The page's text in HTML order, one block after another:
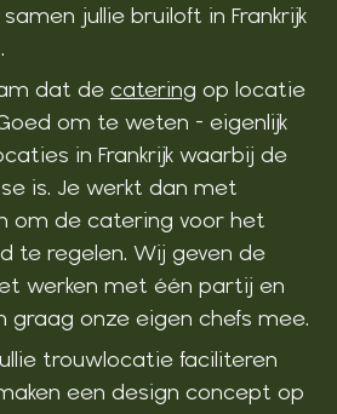
jullie bruiloft in Frankrijk
dat de catering op locatie
om te weten - eigenlijk
in Frankrijk waarbij de
is. Je werkt dan met
om de catering voor het
te regelen. Wij geven de
werken met één partij en
graag onze eigen chefs mee.
trouwlocatie faciliteren
een design concept op